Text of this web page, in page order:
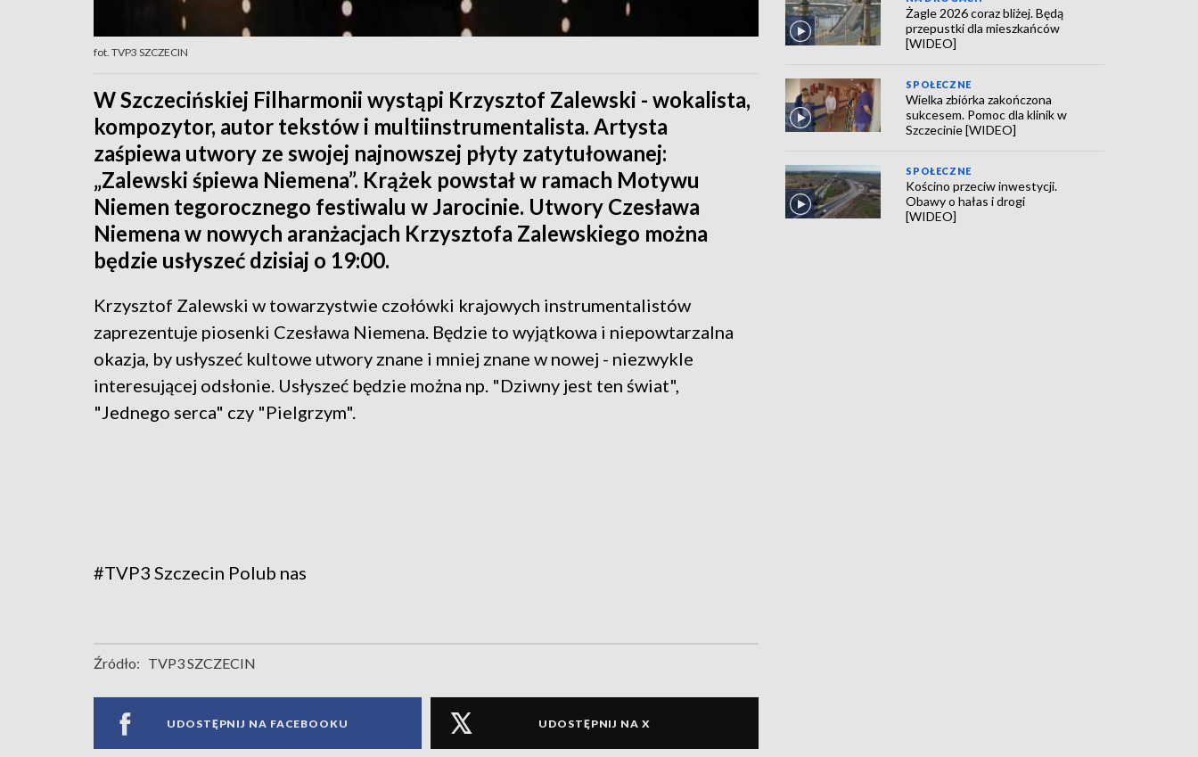
fot. TVP3 SZCZECIN
W Szczecińskiej Filharmonii wystąpi Krzysztof Zalewski - wokalista,
kompozytor, autor tekstów i multiinstrumentalista. Artysta
zaśpiewa utwory ze swojej najnowszej płyty zatytułowanej:
„Zalewski śpiewa Niemena”. Krążek powstał w ramach Motywu
Niemen tegorocznego festiwalu w Jarocinie. Utwory Czesława
Niemena w nowych aranżacjach Krzysztofa Zalewskiego można
będzie usłyszeć dzisiaj o 19:00.
Krzysztof Zalewski w towarzystwie czołówki krajowych instrumentalistów
zaprezentuje piosenki Czesława Niemena. Będzie to wyjątkowa i niepowtarzalna
okazja, by usłyszeć kultowe utwory znane i mniej znane w nowej - niezwykle
interesującej odsłonie. Usłyszeć będzie można np. "Dziwny jest ten świat",
"Jednego serca" czy "Pielgrzym".
#TVP3 Szczecin Polub nas
Źródło: TVP3 SZCZECIN
UDOSTĘPNIJ NA FACEBOOKU UDOSTĘPNIJ NA X
Żagle 2026 coraz bliżej. Będą
przepustki dla mieszkańców
[WIDEO]
SPOŁECZNE
Wielka zbiórka zakończona
sukcesem. Pomoc dla klinik w
Szczecinie [WIDEO]
SPOŁECZNE
Kościno przeciw inwestycji.
Obawy o hałas i drogi
[WIDEO]